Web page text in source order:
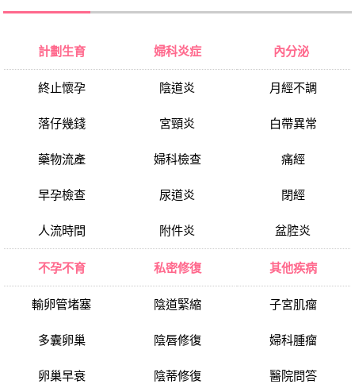
計劃生育
終止懷孕
落仔幾錢
藥物流產
早孕檢查
人流時間
婦科炎症
陰道炎
宮頸炎
婦科檢查
尿道炎
附件炎
內分泌
月經不調
白帶異常
痛經
閉經
盆腔炎
不孕不育
輸卵管堵塞
多囊卵巢
卵巢早衰
私密修復
陰道緊縮
陰唇修復
陰蒂修復
其他疾病
子宮肌瘤
婦科腫瘤
醫院問答